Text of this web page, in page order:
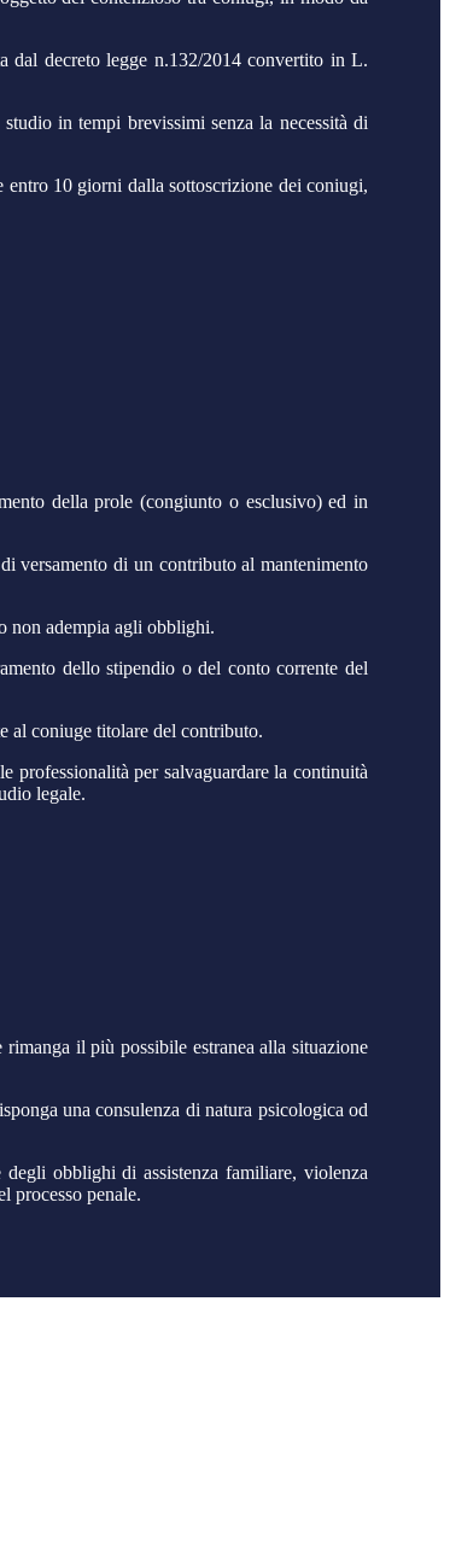
dal decreto legge n.132/2014 convertito in L.
in tempi brevissimi senza la necessità di
entro 10 giorni dalla sottoscrizione dei coniugi,
della prole (congiunto o esclusivo) ed in
versamento di un contributo al mantenimento
non adempia agli obblighi.
dello stipendio o del conto corrente del
al coniuge titolare del contributo.
professionalità per salvaguardare la continuità
legale.
il più possibile estranea alla situazione
una consulenza di natura psicologica od
obblighi di assistenza familiare, violenza
processo penale.